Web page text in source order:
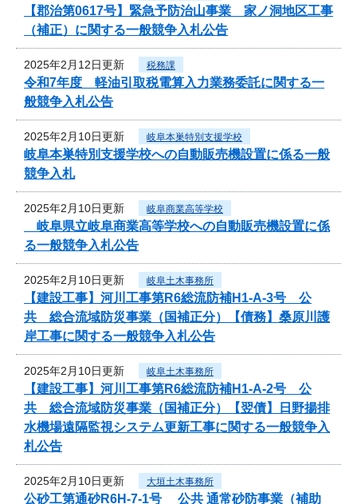
【郡治第0617号】緊急予防治山事業 家ノ洞地区工事
（補正）に関する一般競争入札公告
2025年2月12日更新 税務課
令和7年度 軽油引取税電算入力業務委託に関する一
般競争入札公告
2025年2月10日更新 岐阜本巣特別支援学校
岐阜本巣特別支援学校への自動販売機設置に係る一般
競争入札
2025年2月10日更新 岐阜商業高等学校
岐阜県立岐阜商業高等学校への自動販売機設置に係
る一般競争入札公告
2025年2月10日更新 岐阜土木事務所
【建設工事】河川工事第R6総流防補H1-A-3号 公
共 総合流域防災事業（国補正分）【債務】桑原川護
岸工事に関する一般競争入札公告
2025年2月10日更新 岐阜土木事務所
【建設工事】河川工事第R6総流防補H1-A-2号 公
共 総合流域防災事業（国補正分）【翌債】日野揚排
水機場遠隔監視システム更新工事に関する一般競争入
札公告
2025年2月10日更新 大垣土木事務所
公砂工第通砂R6H-7-1号 公共 通常砂防事業（補助